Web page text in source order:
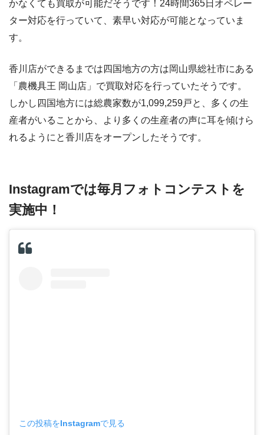
かなくても買取が可能だそうです！24時間365日オペレー
ター対応を行っていて、素早い対応が可能となっていま
す。
香川店ができるまでは四国地方の方は岡山県総社市にある
「農機具王 岡山店」で買取対応を行っていたそうです。
しかし四国地方には総農家数が1,099,259戸と、多くの生
産者がいることから、より多くの生産者の声に耳を傾けら
れるようにと香川店をオープンしたそうです。
Instagramでは毎月フォトコンテストを
実施中！
この投稿をInstagramで見る